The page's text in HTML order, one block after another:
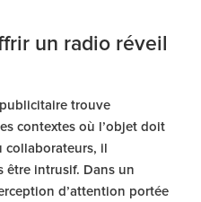
un radio réveil
trouve
contextes où l’objet doit
collaborateurs, il
être intrusif. Dans un
d’attention portée